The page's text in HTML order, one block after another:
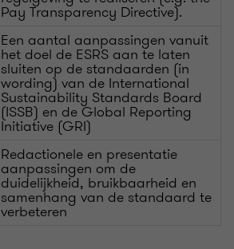
Pay Transparency Directive).
Een aantal aanpassingen vanuit
het doel de ESRS aan te laten
sluiten op de standaarden (in
wording) van de International
Sustainability Standards Board
(ISSB) en de Global Reporting
Initiative (GRI)
Redactionele en presentatie
aanpassingen om de
duidelijkheid, bruikbaarheid en
samenhang van de standaard te
verbeteren